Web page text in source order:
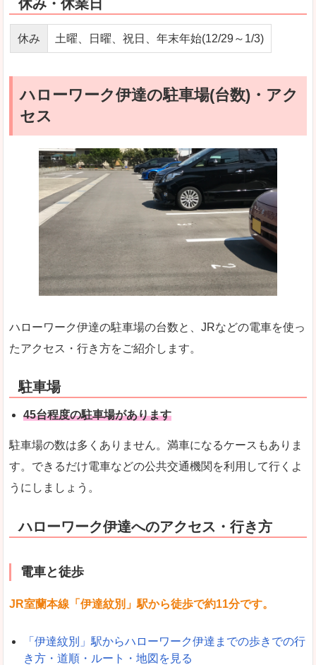
休み・休業日
休み 土曜、日曜、祝日、年末年始(12/29～1/3)
ハローワーク伊達の駐車場(台数)・アク
セス
ハローワーク伊達の駐車場の台数と、JRなどの電車を使っ
たアクセス・行き方をご紹介します。
駐車場
45台程度の駐車場があります
駐車場の数は多くありません。満車になるケースもありま
す。できるだけ電車などの公共交通機関を利用して行くよ
うにしましょう。
ハローワーク伊達へのアクセス・行き方
電車と徒歩
JR室蘭本線「伊達紋別」駅から徒歩で約11分です。
「伊達紋別」駅からハローワーク伊達までの歩きでの行
き方・道順・ルート・地図を見る